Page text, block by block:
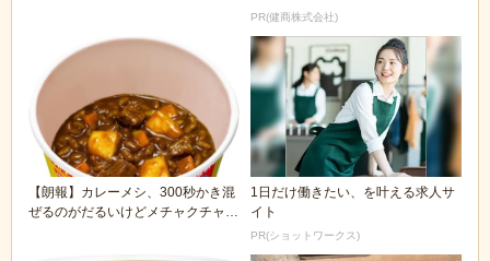
PR(健商株式会社)
【朗報】カレーメシ、300秒かき混
ぜるのがだるいけどメチャクチャ美
1日だけ働きたい、を叶える求人サ
イト
PR(ショットワークス)